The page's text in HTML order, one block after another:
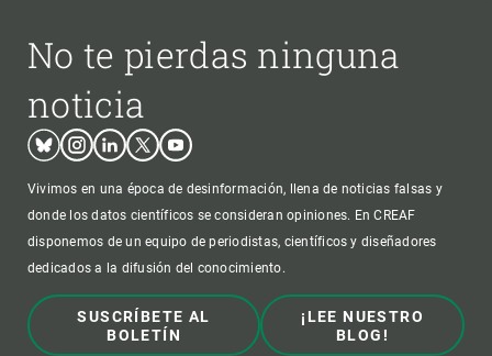
No te pierdas ninguna
noticia
BlueskyInstagram
LinkedinTwitterYoutube
Vivimos en una época de desinformación, llena de noticias falsas y
donde los datos científicos se consideran opiniones. En CREAF
disponemos de un equipo de periodistas, científicos y diseñadores
dedicados a la difusión del conocimiento.
SUSCRÍBETE AL
BOLETÍN
¡LEE NUESTRO
BLOG!